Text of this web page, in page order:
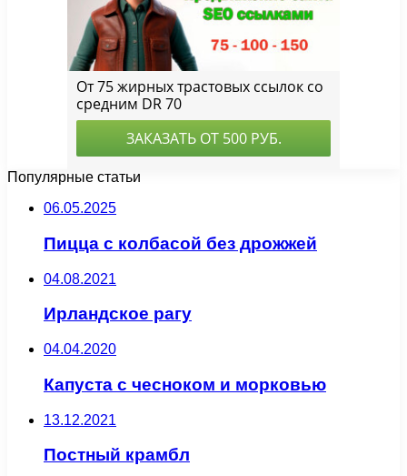
Популярные статьи
06.05.2025
Пицца с колбасой без дрожжей
04.08.2021
Ирландское рагу
04.04.2020
Капуста с чесноком и морковью
13.12.2021
Постный крамбл